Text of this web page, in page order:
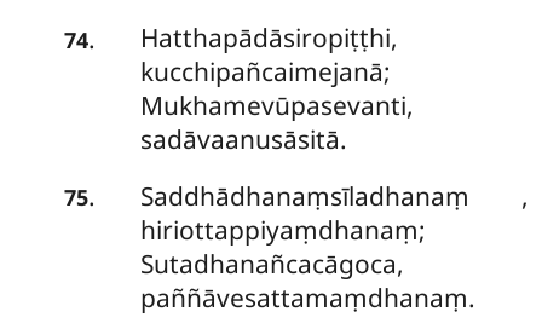
74.
Hatthapādāsiropiṭṭhi,
kucchipañcaimejanā;
Mukhamevūpasevanti,
sadāvaanusāsitā.
75. Saddhādhanaṃsīladhanaṃ ,
hiriottappiyaṃdhanaṃ;
Sutadhanañcacāgoca,
paññāvesattamaṃdhanaṃ.